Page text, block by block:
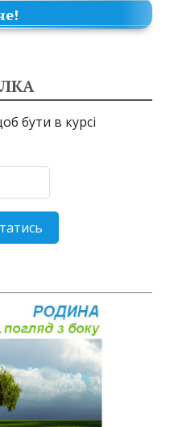
бути в курсі